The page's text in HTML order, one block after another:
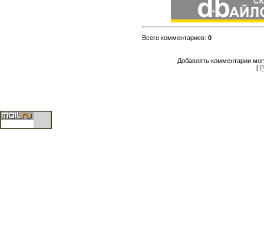
Всего комментариев: 0
Добавлять комментарии
[